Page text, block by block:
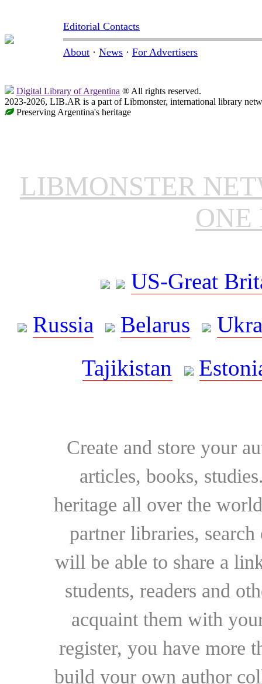
Editorial Contacts
About · News · For Advertisers
Digital Library of Argentina ® All rights reserved.
2023-2026, LIB.AR is a part of Libmonster, international library
Preserving Argentina's heritage
LIBMONSTER
ONE
US-Great
Russia
Belarus
Tajikistan
Create and store your
articles, books,
heritage all over the
partner libraries,
will be able to share a
students, readers and
acquaint them with
register, you have more
build your own author